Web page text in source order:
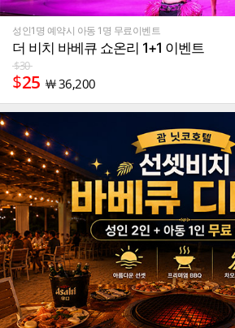
성인1명 예약시 아동 1명 무료이벤트
더 비치 바베큐 쇼온리 1+1 이벤트
$30
$25 ￦36,200